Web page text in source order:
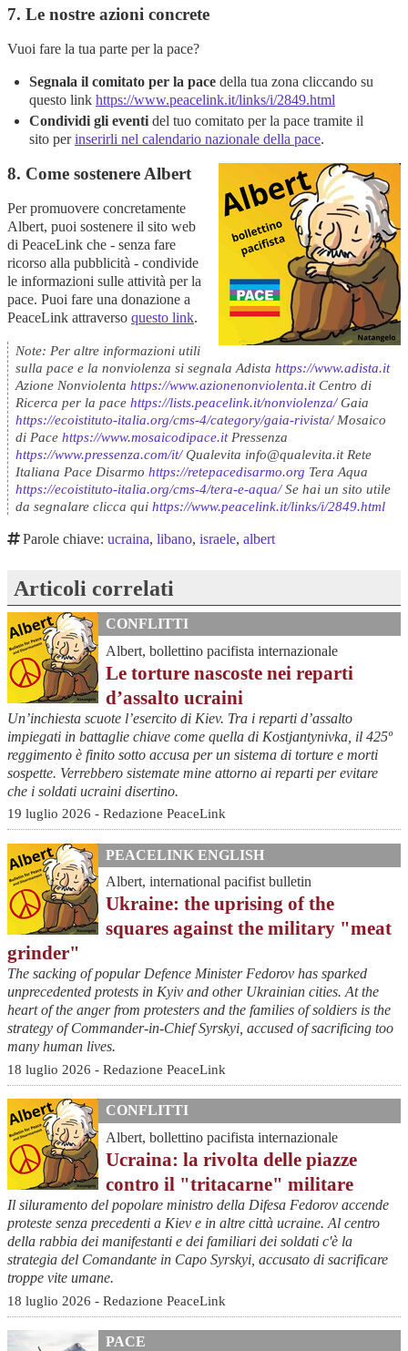
7. Le nostre azioni concrete
Vuoi fare la tua parte per la pace?
Segnala il comitato per la pace della tua zona cliccando su
questo link https://www.peacelink.it/links/i/2849.html
Condividi gli eventi del tuo comitato per la pace tramite il
sito perinserirli nel calendario nazionale della pace.
8. Come sostenere Albert
Per promuovere concretamente
Albert, puoi sostenere il sito web
di PeaceLink che - senza fare
ricorso alla pubblicità - condivide
le informazioni sulle attività per la
pace. Puoi fare una donazione a
PeaceLink attraverso questo link.
Note: Per altre informazioni utili
sulla pace e la nonviolenza si segnala Adista https://www.adista.it
Azione Nonviolenta https://www.azionenonviolenta.itCentro di
Ricerca per la pace https://lists.peacelink.it/nonviolenza/Gaia
https://ecoistituto-italia.org/cms-4/category/gaia-rivista/Mosaico
di Pace https://www.mosaicodipace.itPressenza
https://www.pressenza.com/it/Qualevita info@qualevita.it Rete
Italiana Pace Disarmo https://retepacedisarmo.org Tera Aqua
https://ecoistituto-italia.org/cms-4/tera-e-aqua/Se hai un sito utile
da segnalare clicca qui https://www.peacelink.it/links/i/2849.html
Parole chiave:ucraina,libano,israele,albert
Articoli correlati
CONFLITTI
Albert, bollettino pacifista internazionale
Le torture nascoste nei reparti
d’assalto ucraini
Un’inchiesta scuote l’esercito di Kiev. Tra i reparti d’assalto
impiegati in battaglie chiave come quella di Kostjantynivka, il 425º
reggimento è finito sotto accusa per un sistema di torture e morti
sospette. Verrebbero sistemate mine attorno ai reparti per evitare
che i soldati ucraini disertino.
19 luglio 2026 - Redazione PeaceLink
PEACELINK ENGLISH
Albert, international pacifist bulletin
Ukraine: the uprising of the
squares against the military "meat
grinder"
The sacking of popular Defence Minister Fedorov has sparked
unprecedented protests in Kyiv and other Ukrainian cities. At the
heart of the anger from protesters and the families of soldiers is the
strategy of Commander-in-Chief Syrskyi, accused of sacrificing too
many human lives.
18 luglio 2026 - Redazione PeaceLink
CONFLITTI
Albert, bollettino pacifista internazionale
Ucraina: la rivolta delle piazze
contro il "tritacarne" militare
Il siluramento del popolare ministro della Difesa Fedorov accende
proteste senza precedenti a Kiev e in altre città ucraine. Al centro
della rabbia dei manifestanti e dei familiari dei soldati c'è la
strategia del Comandante in Capo Syrskyi, accusato di sacrificare
troppe vite umane.
18 luglio 2026 - Redazione PeaceLink
PACE